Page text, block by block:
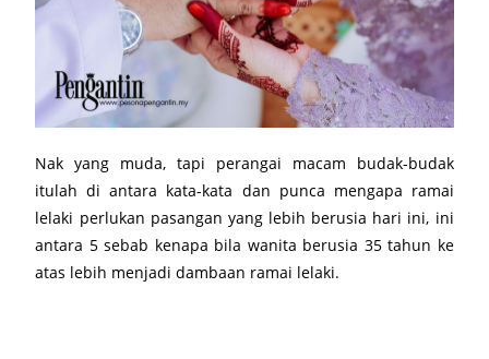
Nak yang muda, tapi perangai macam budak-budak
itulah di antara kata-kata dan punca mengapa ramai
lelaki perlukan pasangan yang lebih berusia hari ini, ini
antara 5 sebab kenapa bila wanita berusia 35 tahun ke
atas lebih menjadi dambaan ramai lelaki.